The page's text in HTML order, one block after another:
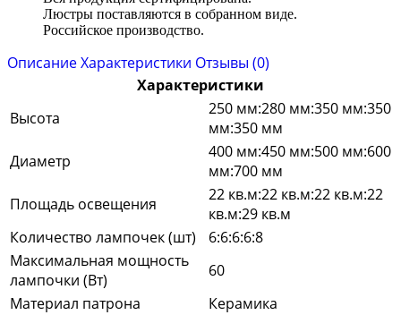
Люстры поставляются в собранном виде.
Российское производство.
ОписаниеХарактеристики Отзывы (0)
Характеристики
Высота
250 мм:280 мм:350 мм:350
мм:350 мм
Диаметр
400 мм:450 мм:500 мм:600
мм:700 мм
Площадь освещения
22 кв.м:22 кв.м:22 кв.м:22
кв.м:29 кв.м
Количество лампочек (шт)
6:6:6:6:8
Максимальная мощность
лампочки (Вт)
60
Материал патрона
Керамика